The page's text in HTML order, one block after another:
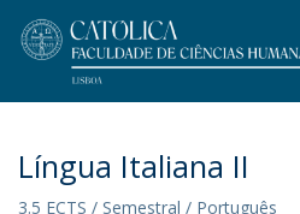
Língua Italiana II
3.5 ECTS / Semestral / Português